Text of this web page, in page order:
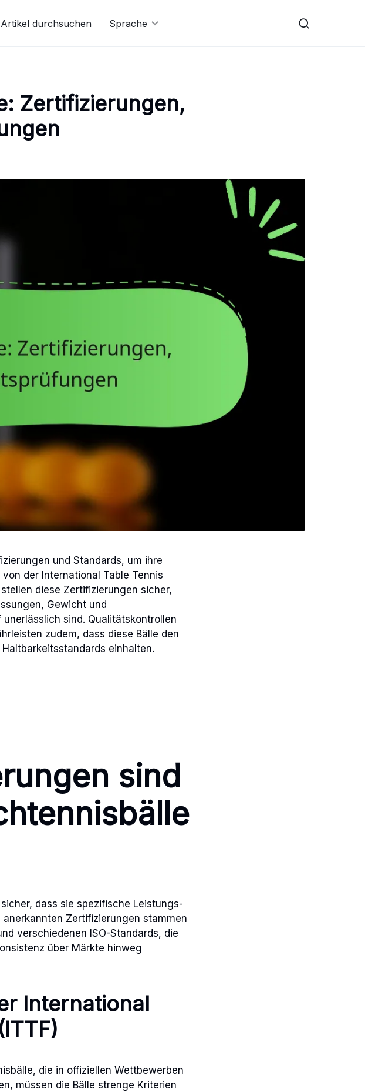
Artikel durchsuchen Sprache
Zertifizierungen,
und Standards, um ihre
der International Table Tennis
diese Zertifizierungen sicher,
Gewicht und
sind. Qualitätskontrollen
zudem, dass diese Bälle den
einhalten.
sind
dass sie spezifische Leistungs-
Zertifizierungen stammen
verschiedenen ISO-Standards, die
über Märkte hinweg
International
die in offiziellen Wettbewerben
müssen die Bälle strenge Kriterien